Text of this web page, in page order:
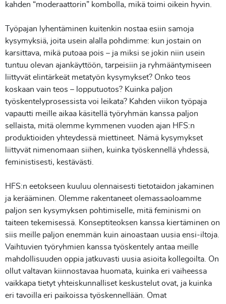
kahden “moderaattorin” kombolla, mikä toimi oikein hyvin.
Työpajan lyhentäminen kuitenkin nostaa esiin samoja
kysymyksiä, joita usein alalla pohdimme: kun jostain on
karsittava, mikä putoaa pois – ja miksi se jokin niin usein
tuntuu olevan ajankäyttöön, tarpeisiin ja ryhmääntymiseen
liittyvät elintärkeät metatyön kysymykset? Onko teos
koskaan vain teos – lopputuotos? Kuinka paljon
työskentelyprosessista voi leikata? Kahden viikon työpaja
vapautti meille aikaa käsitellä työryhmän kanssa paljon
sellaista, mitä olemme kymmenen vuoden ajan HFS:n
produktioiden yhteydessä miettineet. Nämä kysymykset
liittyvät nimenomaan siihen, kuinka työskennellä yhdessä,
feministisesti, kestävästi.
HFS:n eetokseen kuuluu olennaisesti tietotaidon jakaminen
ja kerääminen. Olemme rakentaneet olemassaoloamme
paljon sen kysymyksen pohtimiselle, mitä feminismi on
taiteen tekemisessä. Konseptiteoksen kanssa kiertäminen on
siis meille paljon enemmän kuin ainoastaan uusia ensi-iltoja.
Vaihtuvien työryhmien kanssa työskentely antaa meille
mahdollisuuden oppia jatkuvasti uusia asioita kollegoilta. On
ollut valtavan kiinnostavaa huomata, kuinka eri vaiheessa
vaikkapa tietyt yhteiskunnalliset keskustelut ovat, ja kuinka
eri tavoilla eri paikoissa työskennellään. Omat